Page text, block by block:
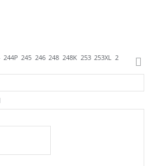
244P 245 246 248 248K 253 253XL 254 280